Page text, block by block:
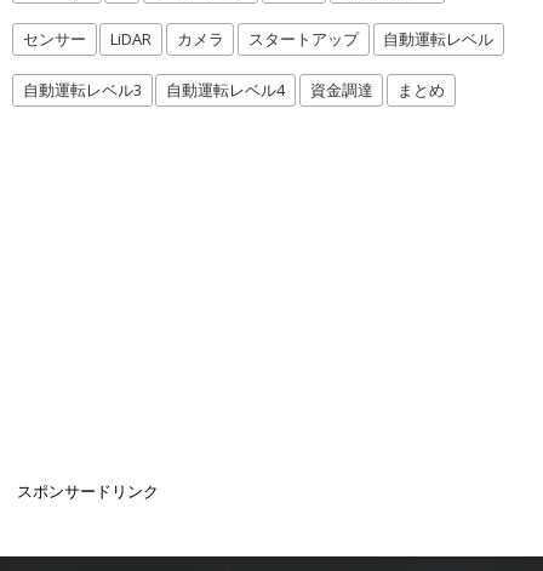
センサー LiDAR カメラ スタートアップ 自動運転レベル
自動運転レベル3 自動運転レベル4 資金調達 まとめ
スポンサードリンク